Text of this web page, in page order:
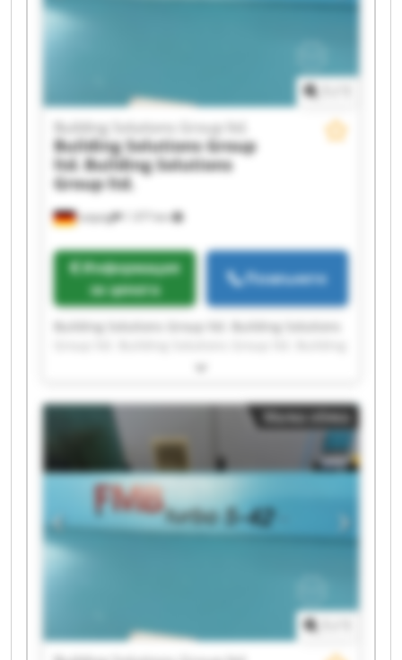
Solutions Group ltd. Building Solutions Group
Leipzig 1 377 km
Building Solutions Group ltd.
Building Solutions Group
ltd. Building Solutions
Group ltd.
Информация
за цената
Позвънете
Building Solutions Group ltd. Building Solutions
Solutions Group ltd. Building Solutions Group
Solutions Group ltd. Building Solutions Group
ltd. Building Solutions Group ltd. Building
Solutions Group ltd. Building Solutions Group
ltd. Building Solutions Group ltd. Building
Solutions Group ltd. Building Solutions Group
ltd. Building Solutions Group ltd. Building
Solutions Group ltd. Building Solutions Group
ltd. Building Solutions Group ltd. Building
Solutions Group ltd. Building Solutions Group
Малка обява